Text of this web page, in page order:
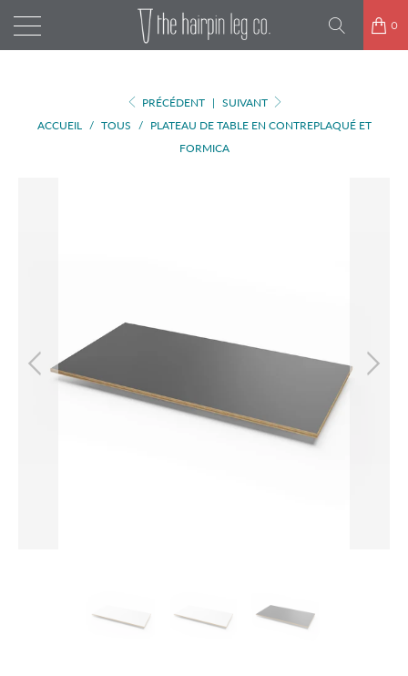
0
PRÉCÉDENT |
SUIVANT
ACCUEIL / TOUS /
PLATEAU DE TABLE EN CONTREPLAQUÉ ET
FORMICA